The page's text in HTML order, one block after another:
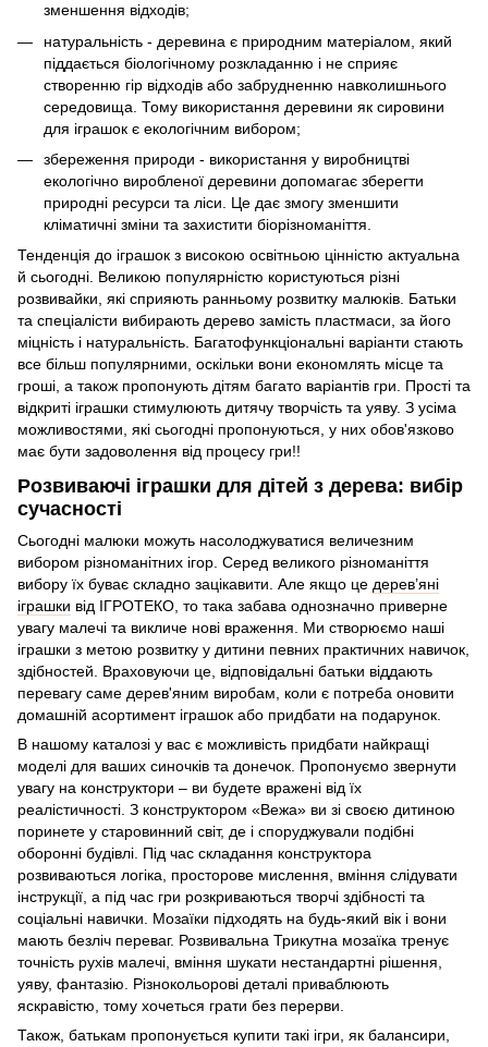
зменшення відходів;
натуральність - деревина є природним матеріалом, який
піддається біологічному розкладанню і не сприяє
створенню гір відходів або забрудненню навколишнього
середовища. Тому використання деревини як сировини
для іграшок є екологічним вибором;
збереження природи - використання у виробництві
екологічно виробленої деревини допомагає зберегти
природні ресурси та ліси. Це дає змогу зменшити
кліматичні зміни та захистити біорізноманіття.
Тенденція до іграшок з високою освітньою цінністю актуальна
й сьогодні. Великою популярністю користуються різні
розвивайки, які сприяють ранньому розвитку малюків. Батьки
та спеціалісти вибирають дерево замість пластмаси, за його
міцність і натуральність. Багатофункціональні варіанти стають
все більш популярними, оскільки вони економлять місце та
гроші, а також пропонують дітям багато варіантів гри. Прості та
відкриті іграшки стимулюють дитячу творчість та уяву. З усіма
можливостями, які сьогодні пропонуються, у них обов'язково
має бути задоволення від процесу гри!!
Розвиваючі іграшки для дітей з дерева: вибір
сучасності
Сьогодні малюки можуть насолоджуватися величезним
вибором різноманітних ігор. Серед великого різноманіття
вибору їх буває складно зацікавити. Але якщо це дерев’яні
іграшки від ІГРОТЕКО, то така забава однозначно приверне
увагу малечі та викличе нові враження. Ми створюємо наші
іграшки з метою розвитку у дитини певних практичних навичок,
здібностей. Враховуючи це, відповідальні батьки віддають
перевагу саме дерев'яним виробам, коли є потреба оновити
домашній асортимент іграшок або придбати на подарунок.
В нашому каталозі у вас є можливість придбати найкращі
моделі для ваших синочків та донечок. Пропонуємо звернути
увагу на конструктори – ви будете вражені від їх
реалістичності. З конструктором «Вежа» ви зі своєю дитиною
поринете у старовинний світ, де і споруджували подібні
оборонні будівлі. Під час складання конструктора
розвиваються логіка, просторове мислення, вміння слідувати
інструкції, а під час гри розкриваються творчі здібності та
соціальні навички. Мозаїки підходять на будь-який вік і вони
мають безліч переваг. Розвивальна Трикутна мозаїка тренує
точність рухів малечі, вміння шукати нестандартні рішення,
уяву, фантазію. Різнокольорові деталі приваблюють
яскравістю, тому хочеться грати без перерви.
Також, батькам пропонується купити такі ігри, як балансири,